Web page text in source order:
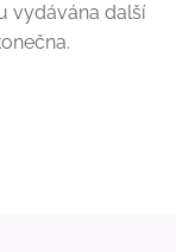
vydávána další